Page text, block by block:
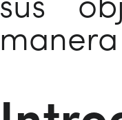
sus